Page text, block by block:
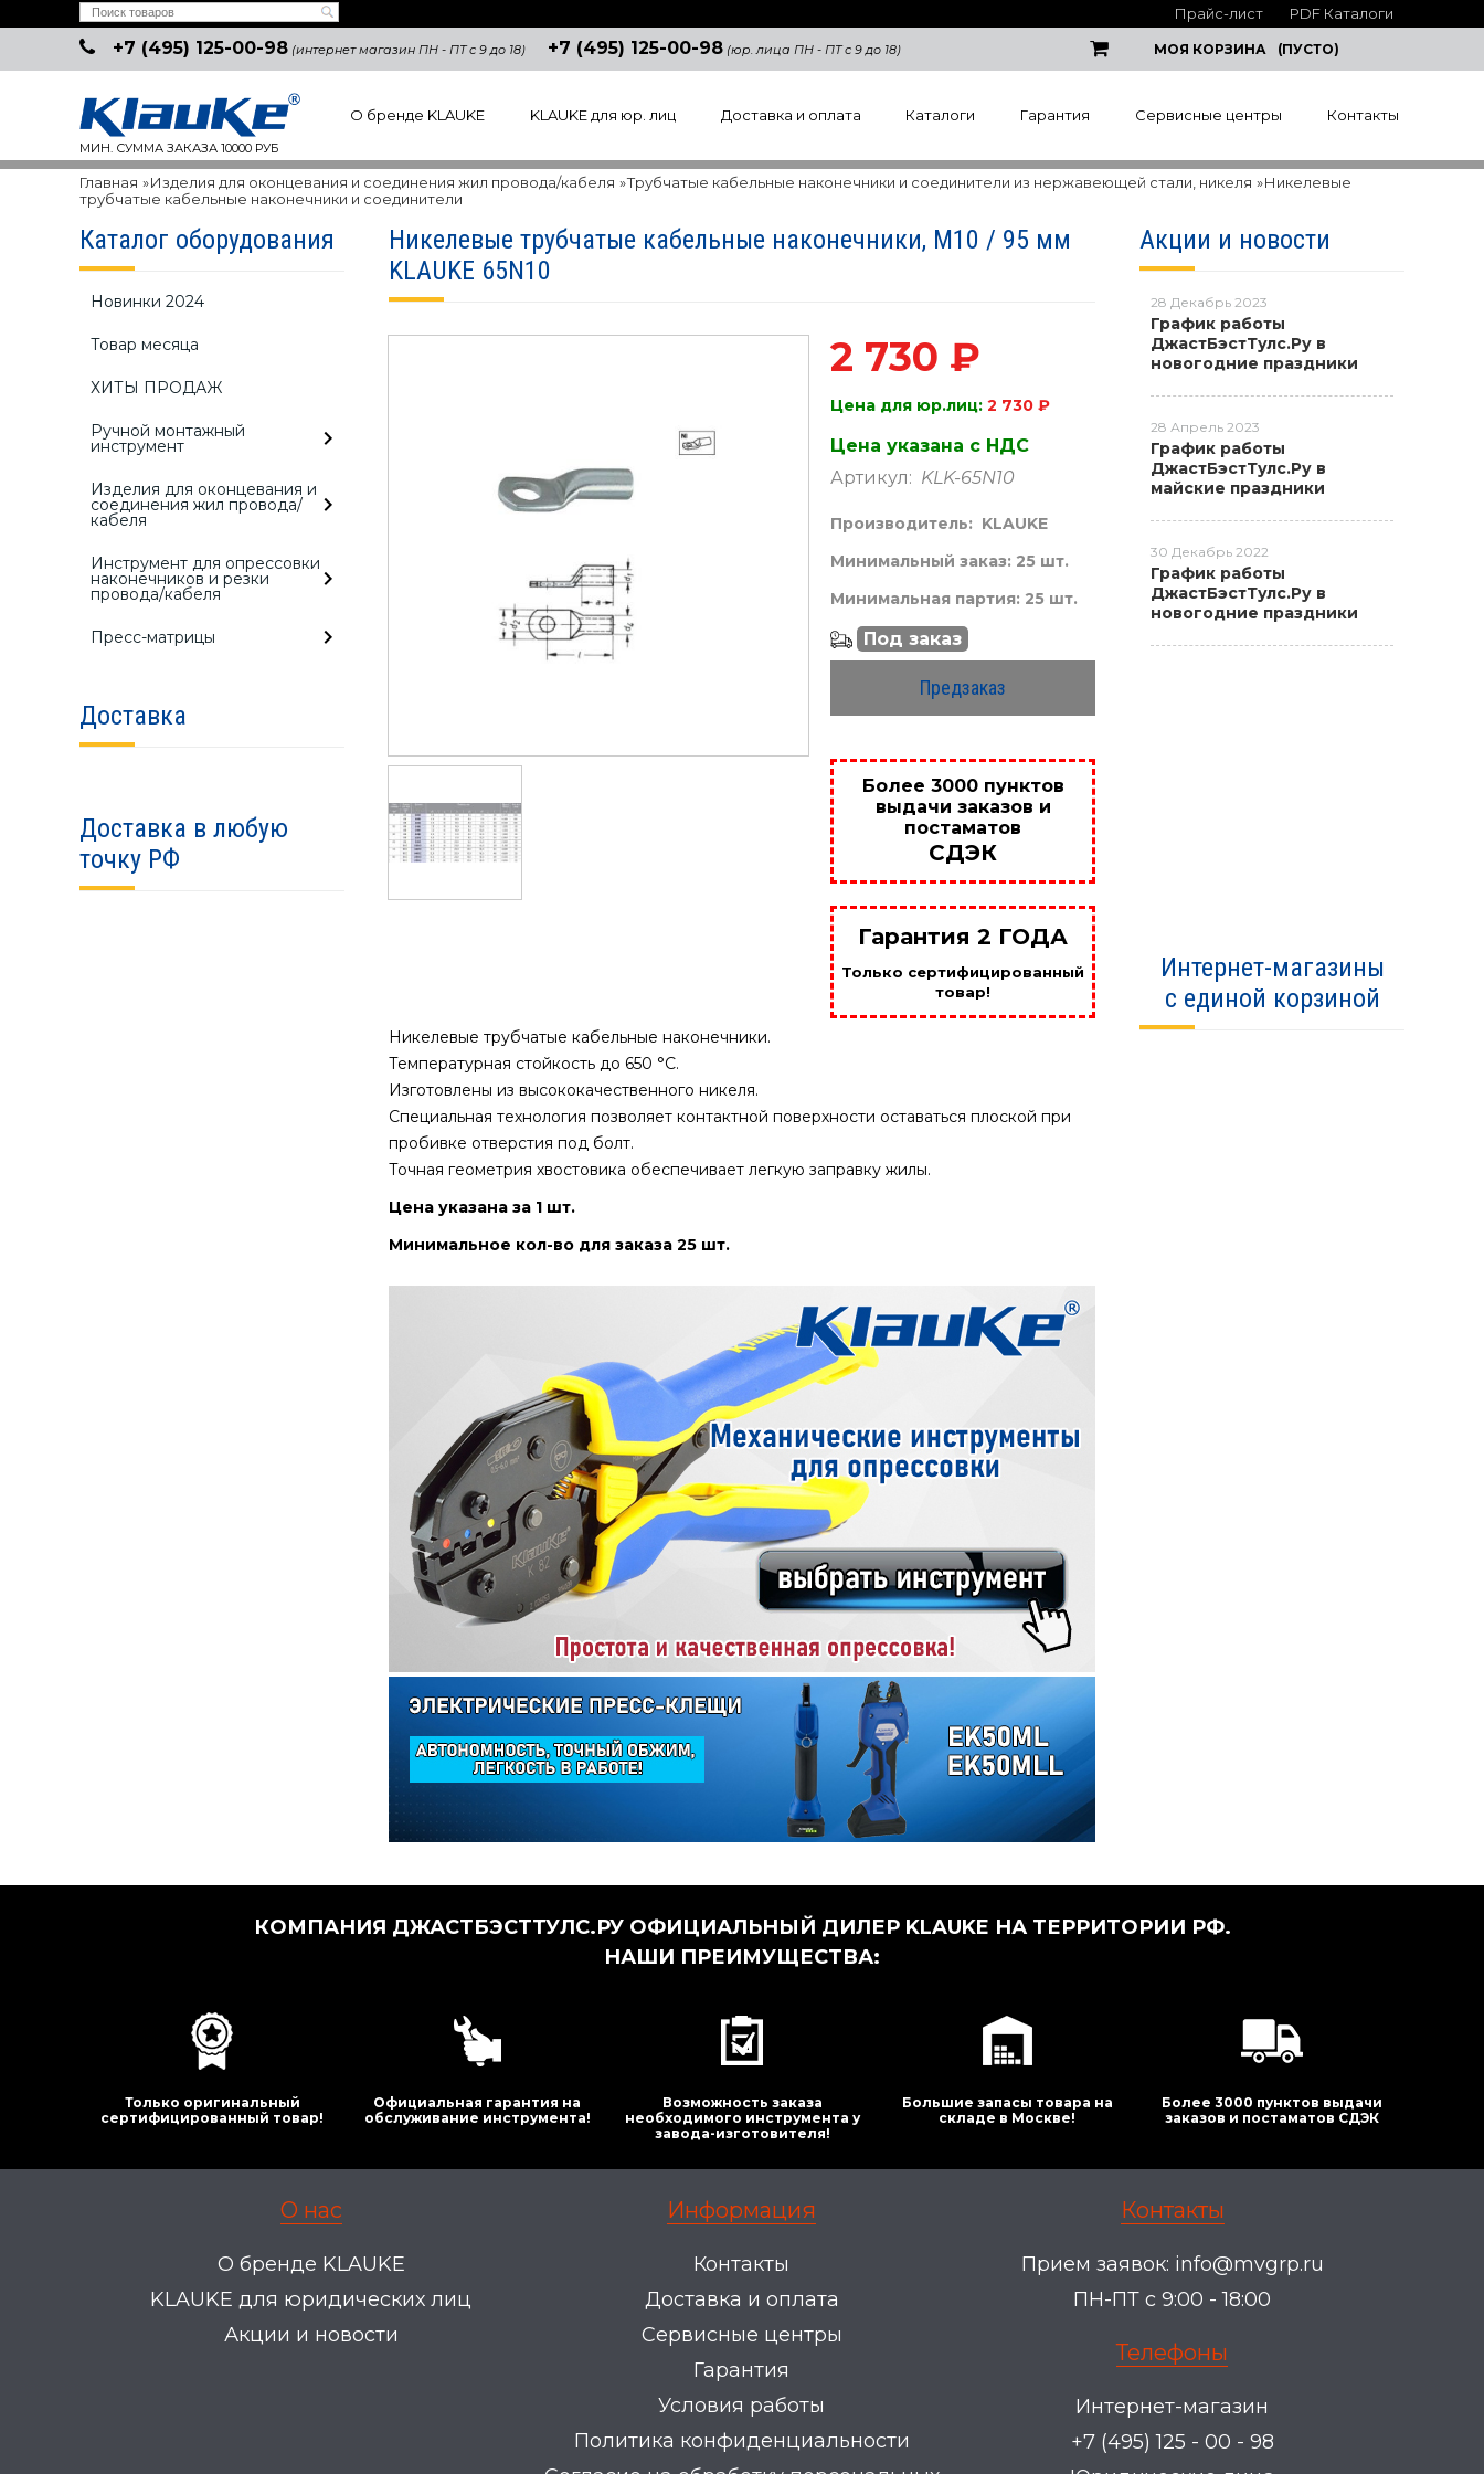
Прайс-лист PDF Каталоги
+7 (495) 125-00-98 (интернет магазин ПН - ПТ с 9 до 18) +7 (495) 125-00-98 (юр. лица ПН - ПТ с 9 до 18) МОЯ КОРЗИНА (ПУСТО)
МИН. СУММА ЗАКАЗА 10000 РУБ
О бренде KLAUKE KLAUKE для юр. лиц Доставка и оплата Каталоги Гарантия Сервисные центры Контакты
Каталог оборудования
Новинки 2024
Товар месяца
ХИТЫ ПРОДАЖ
Ручной монтажный
инструмент
Изделия для оконцевания и
соединения жил провода/
кабеля
Инструмент для опрессовки
наконечников и резки
провода/кабеля
Пресс-матрицы
Доставка
Доставка в любую
точку РФ
Главная »Изделия для оконцевания и соединения жил провода/кабеля »Трубчатые кабельные наконечники и соединители из нержавеющей стали, никеля »Никелевые
трубчатые кабельные наконечники и соединители
Никелевые трубчатые кабельные наконечники, M10 / 95 мм
KLAUKE 65N10
2 730 ₽
Цена для юр.лиц: 2 730 ₽
Цена указана с НДС
Артикул: KLK-65N10
Производитель: KLAUKE
Минимальный заказ: 25 шт.
Минимальная партия: 25 шт.
Под заказ
Предзаказ
Более 3000 пунктов
выдачи заказов и
постаматов
СДЭК
Гарантия 2 ГОДА
Только сертифицированный
товар!
Никелевые трубчатые кабельные наконечники.
Температурная стойкость до 650 °C.
Изготовлены из высококачественного никеля.
Специальная технология позволяет контактной поверхности оставаться плоской при
пробивке отверстия под болт.
Точная геометрия хвостовика обеспечивает легкую заправку жилы.
Цена указана за 1 шт.
Минимальное кол-во для заказа 25 шт.
Акции и новости
28 Декабрь 2023
График работы
ДжастБэстТулс.Ру в
новогодние праздники
28 Апрель 2023
График работы
ДжастБэстТулс.Ру в
майские праздники
30 Декабрь 2022
График работы
ДжастБэстТулс.Ру в
новогодние праздники
Интернет-магазины
с единой корзиной
КОМПАНИЯ ДЖАСТБЭСТТУЛС.РУ ОФИЦИАЛЬНЫЙ ДИЛЕР KLAUKE НА ТЕРРИТОРИИ РФ.
НАШИ ПРЕИМУЩЕСТВА:
Только оригинальный
сертифицированный товар!
Официальная гарантия на
обслуживание инструмента!
Возможность заказа
необходимого инструмента у
завода-изготовителя!
Большие запасы товара на
складе в Москве!
Более 3000 пунктов выдачи
заказов и постаматов СДЭК
О нас
О бренде KLAUKE
KLAUKE для юридических лиц
Акции и новости
Информация
Контакты
Доставка и оплата
Сервисные центры
Гарантия
Условия работы
Политика конфиденциальности
Контакты
Прием заявок: info@mvgrp.ru
ПН-ПТ с 9:00 - 18:00
Телефоны
Интернет-магазин
+7 (495) 125 - 00 - 98